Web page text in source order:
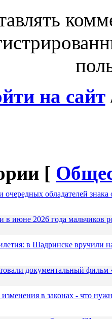
на сайт
[
обладателей знака
в июне 2026 года мальчиков
в Шадринске вручили
документальный
в законах - что